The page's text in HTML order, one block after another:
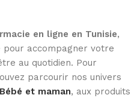
en ligne en Tunisie,
pour accompagner votre
au quotidien. Pour
parcourir nos univers
Bébé et maman, aux produits